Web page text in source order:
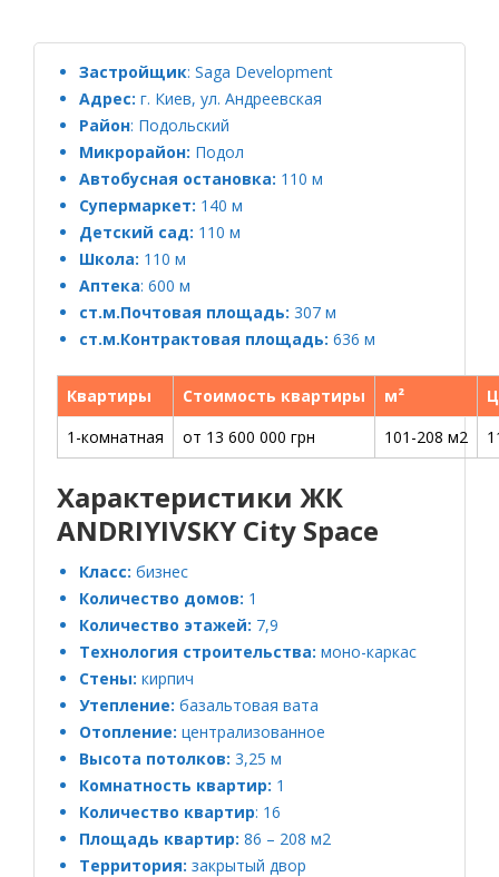
Застройщик: Saga Development
Адрес: г. Киев, ул. Андреевская
Район: Подольский
Микрорайон: Подол
Автобусная остановка: 110 м
Супермаркет: 140 м
Детский сад: 110 м
Школа: 110 м
Аптека: 600 м
ст.м.Почтовая площадь: 307 м
ст.м.Контрактовая площадь: 636 м
Квартиры Стоимость квартиры м²
1-комнатная
от 13 600 000 грн 101-208 м2
Характеристики ЖК
ANDRIYIVSKY City Space
Класс: бизнес
Количество домов: 1
Количество этажей: 7,9
Технология строительства: моно-каркас
Стены: кирпич
Утепление: базальтовая вата
Отопление: централизованное
Высота потолков: 3,25 м
Комнатность квартир: 1
Количество квартир: 16
Площадь квартир: 86 – 208 м2
Территория: закрытый двор